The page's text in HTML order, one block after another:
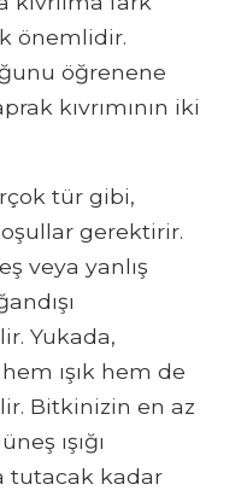
önemlidir.
öğrenene
kıvrımının iki
tür gibi,
gerektirir.
veya yanlış
Yukada,
ışık hem de
Bitkinizin en az
ışığı
tutacak kadar